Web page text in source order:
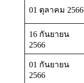
01 ตุลาคม 2566
16 กันยายน
2566
01 กันยายน
2566